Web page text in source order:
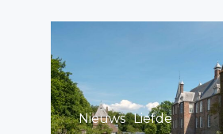
Nieuws Liefde